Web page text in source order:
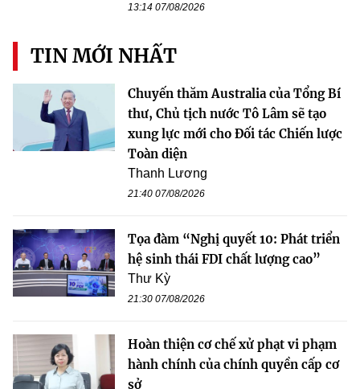
13:14 07/08/2026
TIN MỚI NHẤT
Chuyến thăm Australia của Tổng Bí
thư, Chủ tịch nước Tô Lâm sẽ tạo
xung lực mới cho Đối tác Chiến lược
Toàn diện
Thanh Lương
21:40 07/08/2026
Tọa đàm “Nghị quyết 10: Phát triển
hệ sinh thái FDI chất lượng cao”
Thư Kỳ
21:30 07/08/2026
Hoàn thiện cơ chế xử phạt vi phạm
hành chính của chính quyền cấp cơ
sở